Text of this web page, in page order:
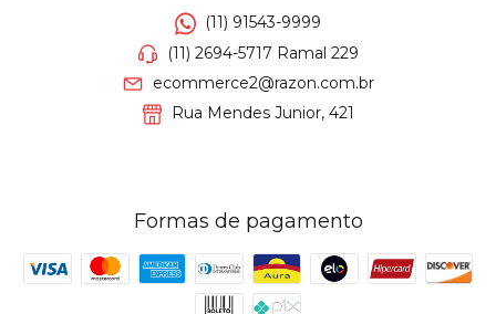
(11) 91543-9999
(11) 2694-5717 Ramal 229
ecommerce2@razon.com.br
Rua Mendes Junior, 421
Formas de pagamento